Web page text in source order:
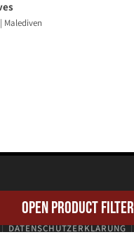
Malediven
Product Filter
EXPERIENCE © 2026
JOBS
NEWSLETTER
DATENSCHUTZERKLÄRUNG